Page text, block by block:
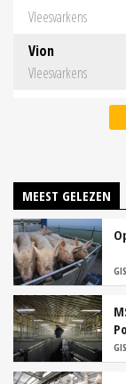
Vleesvarkens
Vion
Vleesvarkens
MEEST GELEZEN